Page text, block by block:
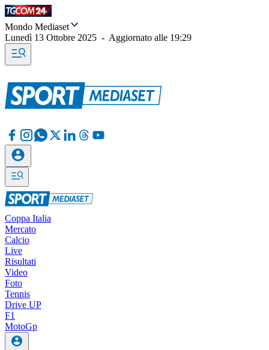
Mondo Mediaset
Lunedì 13 Ottobre 2025 - Aggiornato alle 19:29
Coppa Italia
Mercato
Calcio
Live
Risultati
Video
Foto
Tennis
Drive UP
F1
MotoGp